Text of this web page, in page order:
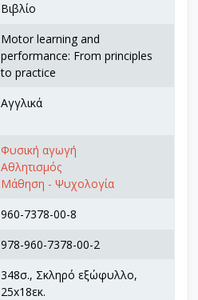
Βιβλίο
Motor learning and
performance: From principles
to practice
Αγγλικά
Φυσική αγωγή
Αθλητισμός
Μάθηση - Ψυχολογία
960-7378-00-8
978-960-7378-00-2
348σ., Σκληρό εξώφυλλο,
25x18εκ.